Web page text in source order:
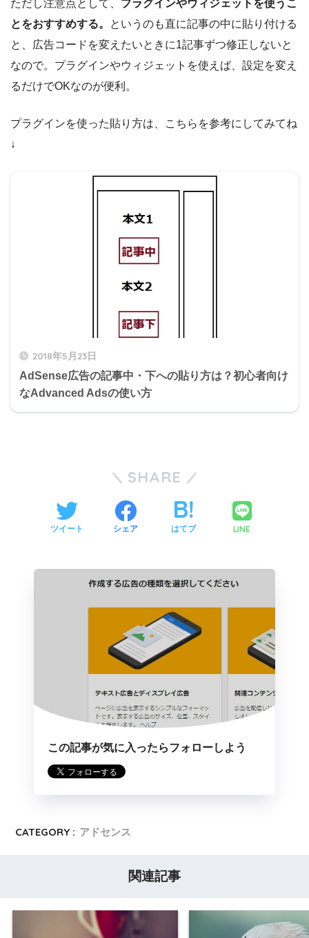
ただし注意点として、 プラグインやウィジェットを使うこ
とをおすすめする。
というのも直に記事の中に貼り付ける
と、広告コードを変えたいときに1記事ずつ修正しないと
なので。プラグインやウィジェットを使えば、設定を変え
るだけでOKなのが便利。
プラグインを使った貼り方は、こちらを参考にしてみてね
↓
2018年5月23日
AdSense広告の記事中・下への貼り方は？初心者向け
なAdvanced Adsの使い方
SHARE
ツイート シェア はてブ LINE
この記事が気に入ったらフォローしよう
CATEGORY : アドセンス
関連記事